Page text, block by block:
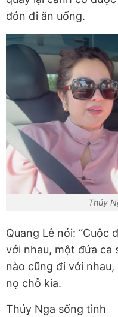
đón đi ăn uống.
Thúy
Quang Lê nói: “Cuộc
với nhau, một đứa ca
nào cũng đi với
nọ chỗ kia.
Thúy Nga sống tình